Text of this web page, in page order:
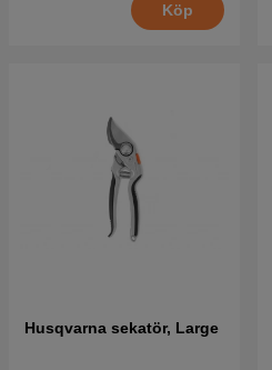
Köp
Husqvarna sekatör, Large